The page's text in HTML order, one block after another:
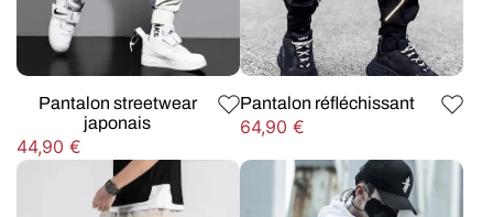
Pantalon streetwear
japonais
Prix
habituel
44,90 €
Pantalon réfléchissant
Prix
64,90 €